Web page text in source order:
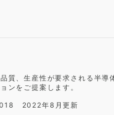
質、生産性が要求される半
ンをご提案します。
2022年8月更新